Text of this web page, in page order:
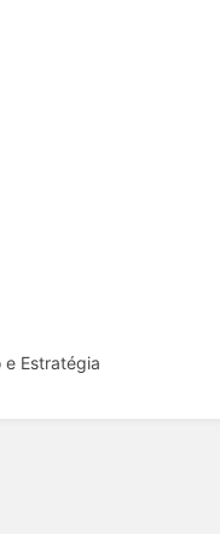
e Estratégia